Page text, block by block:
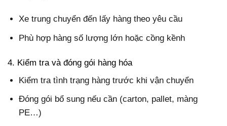
Xe trung chuyển đến lấy hàng theo yêu cầu
Phù hợp hàng số lượng lớn hoặc cồng kềnh
4. Kiểm tra và đóng gói hàng hóa
Kiểm tra tình trạng hàng trước khi vận chuyển
Đóng gói bổ sung nếu cần (carton, pallet, màng
PE…)